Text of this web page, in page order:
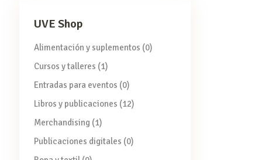
UVE Shop
Alimentación y suplementos (0)
Cursos y talleres (1)
Entradas para eventos (0)
Libros y publicaciones (12)
Merchandising (1)
Publicaciones digitales (0)